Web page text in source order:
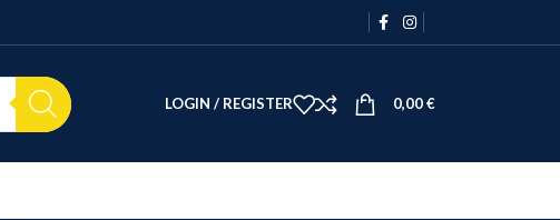
LOGIN / REGISTER 0,00€